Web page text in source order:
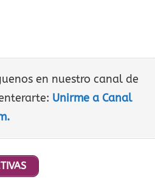
en nuestro canal de
Unirme a Canal